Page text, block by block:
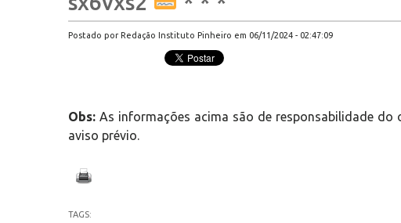
Postado por Redação Instituto Pinheiro em 06/11/2024 - 02:47:09
Obs: As informações acima são de responsabilidade do
aviso prévio.
TAGS: